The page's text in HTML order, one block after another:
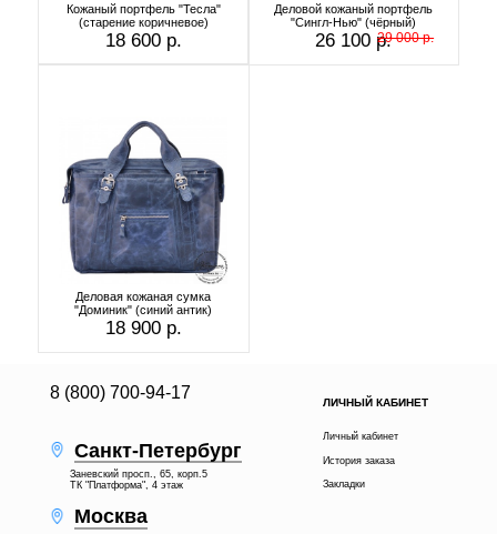
Кожаный портфель "Тесла"
(старение коричневое)
18 600 р.
Деловой кожаный портфель
"Сингл-Нью" (чёрный)
26 100 р.29 000 р.
Деловая кожаная сумка
"Доминик" (синий антик)
18 900 р.
8 (800) 700-94-17
Санкт-Петербург
Заневский просп., 65, корп.5
ТК "Платформа", 4 этаж
Москва
ЛИЧНЫЙ КАБИНЕТ
Личный кабинет
История заказа
Закладки